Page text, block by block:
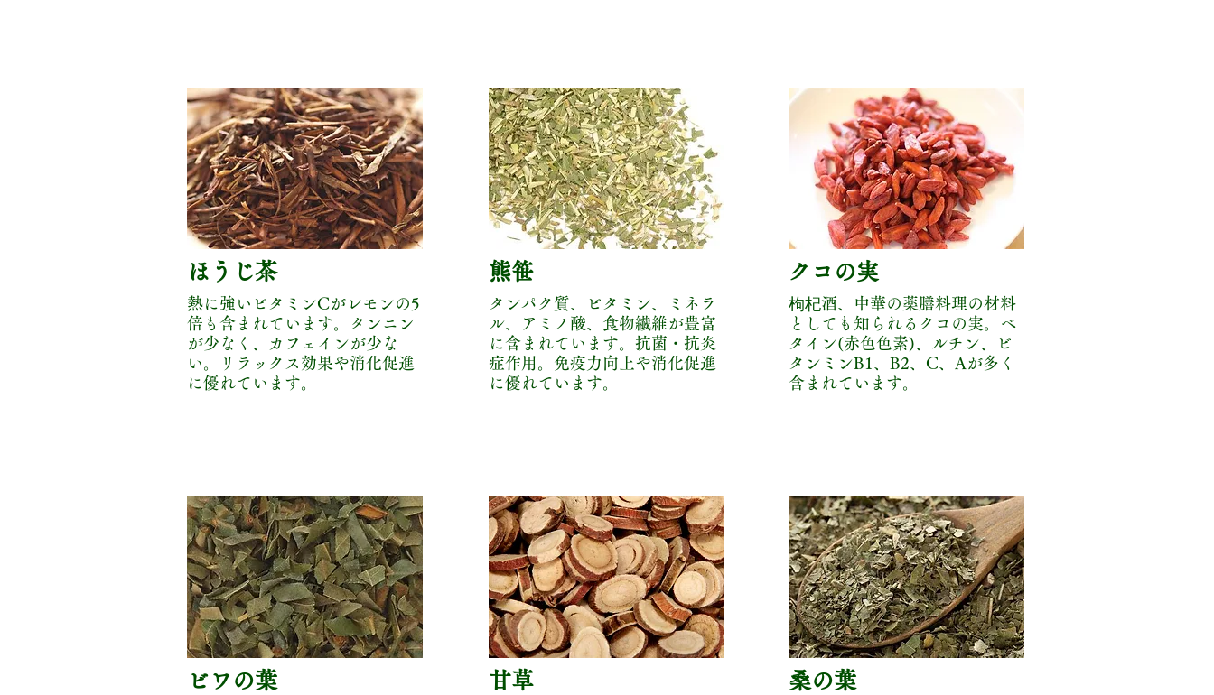
​ほうじ茶
熱に強いビタミンCがレモンの5
倍も含まれています。タンニン
が少なく、カフェインが少な
い。リラックス効果や消化促進
に優れています。
熊笹
タンパク質、ビタミン、ミネラ
ル、アミノ酸、食物繊維が豊富
に含まれています。抗菌・抗炎
症作用。免疫力向上や消化促進
に優れています。
クコの実
枸杞酒、中華の薬膳料理の材料
としても知られるクコの実。ベ
タイン(赤色色素)、ルチン、ビ
タンミンB1、B2、C、Aが多く
含まれています。
ビワの葉 甘草 桑の葉